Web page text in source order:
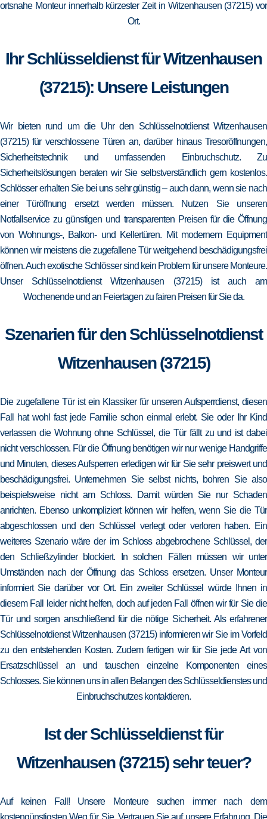
ortsnahe Monteur innerhalb kürzester Zeit in Witzenhausen (37215) vor
Ort.
Ihr Schlüsseldienst für Witzenhausen
(37215): Unsere Leistungen
Wir bieten rund um die Uhr den Schlüsselnotdienst Witzenhausen
(37215) für verschlossene Türen an, darüber hinaus Tresoröffnungen,
Sicherheitstechnik und umfassenden Einbruchschutz. Zu
Sicherheitslösungen beraten wir Sie selbstverständlich gern kostenlos.
Schlösser erhalten Sie bei uns sehr günstig – auch dann, wenn sie nach
einer Türöffnung ersetzt werden müssen. Nutzen Sie unseren
Notfallservice zu günstigen und transparenten Preisen für die Öffnung
von Wohnungs-, Balkon- und Kellertüren. Mit modernem Equipment
können wir meistens die zugefallene Tür weitgehend beschädigungsfrei
öffnen. Auch exotische Schlösser sind kein Problem für unsere Monteure.
Unser Schlüsselnotdienst Witzenhausen (37215) ist auch am
Wochenende und an Feiertagen zu fairen Preisen für Sie da.
Szenarien für den Schlüsselnotdienst
Witzenhausen (37215)
Die zugefallene Tür ist ein Klassiker für unseren Aufsperrdienst, diesen
Fall hat wohl fast jede Familie schon einmal erlebt. Sie oder Ihr Kind
verlassen die Wohnung ohne Schlüssel, die Tür fällt zu und ist dabei
nicht verschlossen. Für die Öffnung benötigen wir nur wenige Handgriffe
und Minuten, dieses Aufsperren erledigen wir für Sie sehr preiswert und
beschädigungsfrei. Unternehmen Sie selbst nichts, bohren Sie also
beispielsweise nicht am Schloss. Damit würden Sie nur Schaden
anrichten. Ebenso unkompliziert können wir helfen, wenn Sie die Tür
abgeschlossen und den Schlüssel verlegt oder verloren haben. Ein
weiteres Szenario wäre der im Schloss abgebrochene Schlüssel, der
den Schließzylinder blockiert. In solchen Fällen müssen wir unter
Umständen nach der Öffnung das Schloss ersetzen. Unser Monteur
informiert Sie darüber vor Ort. Ein zweiter Schlüssel würde Ihnen in
diesem Fall leider nicht helfen, doch auf jeden Fall öffnen wir für Sie die
Tür und sorgen anschließend für die nötige Sicherheit. Als erfahrener
Schlüsselnotdienst Witzenhausen (37215) informieren wir Sie im Vorfeld
zu den entstehenden Kosten. Zudem fertigen wir für Sie jede Art von
Ersatzschlüssel an und tauschen einzelne Komponenten eines
Schlosses. Sie können uns in allen Belangen des Schlüsseldienstes und
Einbruchschutzes kontaktieren.
Ist der Schlüsseldienst für
Witzenhausen (37215) sehr teuer?
Auf keinen Fall! Unsere Monteure suchen immer nach dem
kostengünstigsten Weg für Sie. Vertrauen Sie auf unsere Erfahrung. Die